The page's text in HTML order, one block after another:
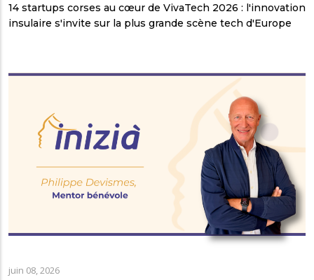
14 startups corses au cœur de VivaTech 2026 : l'innovation
insulaire s'invite sur la plus grande scène tech d'Europe
juin 08, 2026